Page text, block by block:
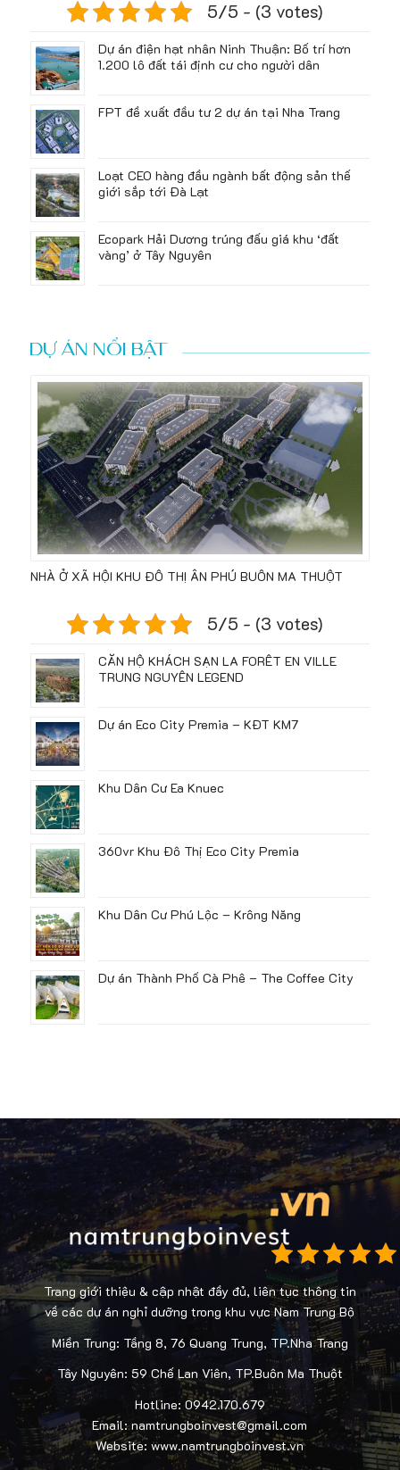
5/5 - (3 votes)
Dự án điện hạt nhân Ninh Thuận: Bố trí hơn
1.200 lô đất tái định cư cho người dân
FPT đề xuất đầu tư 2 dự án tại Nha Trang
Loạt CEO hàng đầu ngành bất động sản thế
giới sắp tới Đà Lạt
Ecopark Hải Dương trúng đấu giá khu ‘đất
vàng’ ở Tây Nguyên
DỰ ÁN NỔI BẬT
NHÀ Ở XÃ HỘI KHU ĐÔ THỊ ÂN PHÚ BUÔN MA THUỘT
5/5 - (3 votes)
CĂN HỘ KHÁCH SẠN LA FORÊT EN VILLE
TRUNG NGUYÊN LEGEND
Dự án Eco City Premia – KĐT KM7
Khu Dân Cư Ea Knuec
360vr Khu Đô Thị Eco City Premia
Khu Dân Cư Phú Lộc – Krông Năng
Dự án Thành Phố Cà Phê – The Coffee City
Trang giới thiệu & cập nhật đầy đủ, liên tục thông tin
về các dự án nghỉ dưỡng trong khu vực Nam Trung Bộ
Miền Trung: Tầng 8, 76 Quang Trung, TP.Nha Trang
Tây Nguyên: 59 Chế Lan Viên, TP.Buôn Ma Thuột
Hotline: 0942.170.679
Email: namtrungboinvest@gmail.com
Website: www.namtrungboinvest.vn